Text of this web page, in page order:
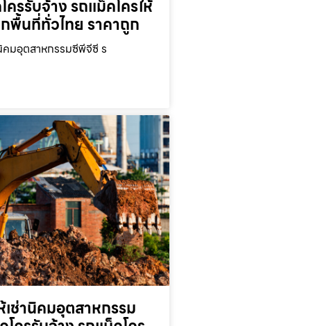
รรับจ้าง รถแม็คโครให้
พื้นที่ทั่วไทย ราคาถูก
คมอุตสาหกรรมซีพีจีซี ร
เช่านิคมอุตสาหกรรม